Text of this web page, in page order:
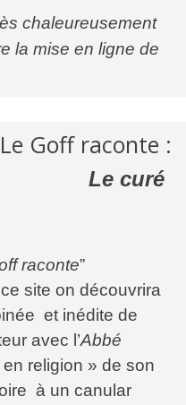
chaleureusement
la mise en ligne de
Goff raconte :
Le curé
raconte”
site on découvrira
et inédite de
avec l’Abbé
religion » de son
à un canular